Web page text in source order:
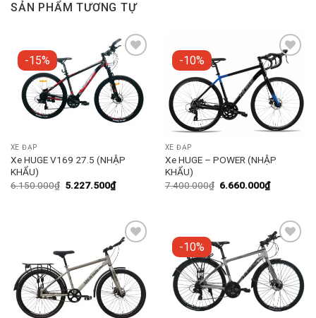
SẢN PHẨM TƯƠNG TỰ
-15%
Add to
wishlist
XE ĐẠP
Xe HUGE V169 27.5 (NHẬP
KHẨU)
6.150.000₫ 5.227.500₫
-10%
Add to
wishlist
XE ĐẠP
Xe HUGE – POWER (NHẬP
KHẨU)
7.400.000₫ 6.660.000₫
Add to
wishlist
-10%
Add to
wishlist